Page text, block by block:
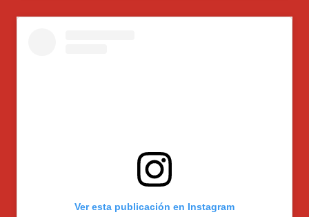
Ver esta publicación en Instagram